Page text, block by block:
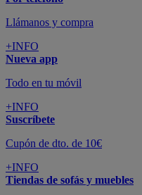
¡Encuentra la tuya!
+INFO
Tu cuenta
Promociones exclusivas
+INFO
El blog
Busca tu inspiración
+INFO
Grandes marcas